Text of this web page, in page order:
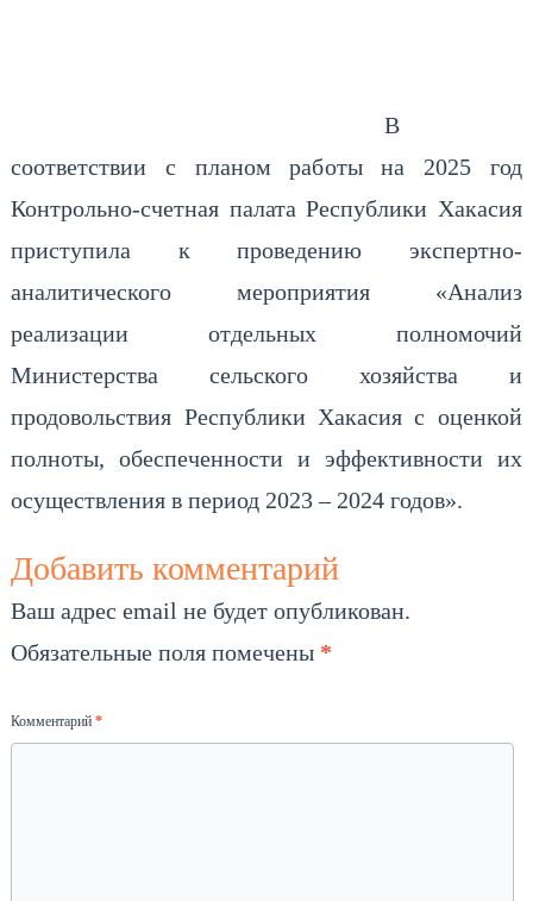
В
соответствии с планом работы на 2025 год
Контрольно-счетная палата Республики Хакасия
приступила к проведению экспертно-
аналитического мероприятия «Анализ
реализации отдельных полномочий
Министерства сельского хозяйства и
продовольствия Республики Хакасия с оценкой
полноты, обеспеченности и эффективности их
осуществления в период 2023 – 2024 годов».
Добавить комментарий
Ваш адрес email не будет опубликован.
Обязательные поля помечены *
Комментарий*